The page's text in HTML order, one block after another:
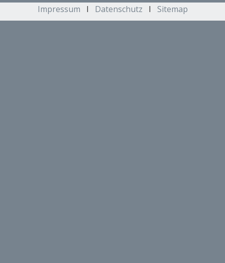
Impressum I Datenschutz I Sitemap